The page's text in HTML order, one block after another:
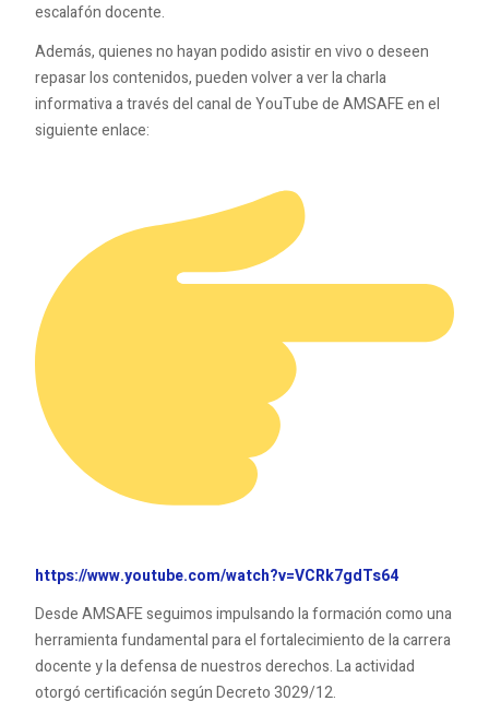
escalafón docente.
Además, quienes no hayan podido asistir en vivo o deseen
repasar los contenidos, pueden volver a ver la charla
informativa a través del canal de YouTube de AMSAFE en el
siguiente enlace:
https://www.youtube.com/watch?v=VCRk7gdTs64
Desde AMSAFE seguimos impulsando la formación como una
herramienta fundamental para el fortalecimiento de la carrera
docente y la defensa de nuestros derechos. La actividad
otorgó certificación según Decreto 3029/12.